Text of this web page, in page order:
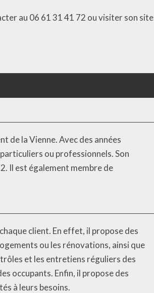
au 06 61 31 41 72 ou visiter son site
de la Vienne. Avec des années
ou professionnels. Son
Il est également membre de
client. En effet, il propose des
ou les rénovations, ainsi que
et les entretiens réguliers des
occupants. Enfin, il propose des
à leurs besoins.